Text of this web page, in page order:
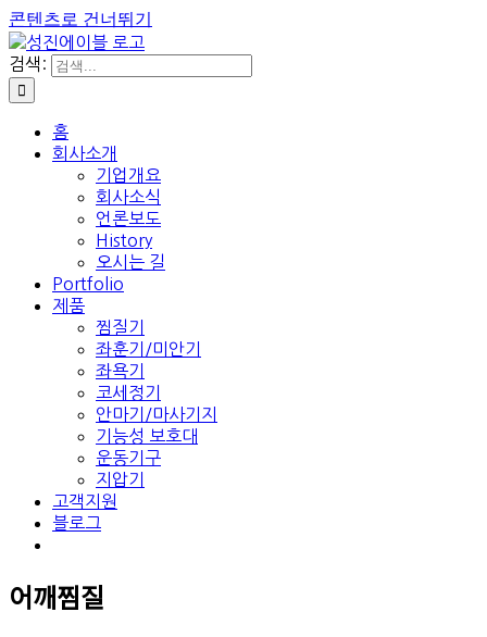
콘텐츠로 건너뛰기
검색:
홈
회사소개
기업개요
회사소식
언론보도
History
오시는 길
Portfolio
제품
찜질기
좌훈기/미안기
좌욕기
코세정기
안마기/마사기지
기능성 보호대
운동기구
지압기
고객지원
블로그
어깨찜질